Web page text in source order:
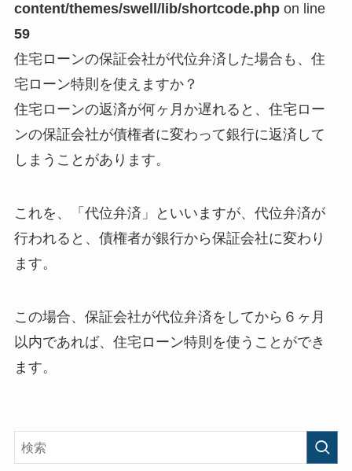
content/themes/swell/lib/shortcode.phpon line
59
住宅ローンの保証会社が代位弁済した場合も、住
宅ローン特則を使えますか？
住宅ローンの返済が何ヶ月か遅れると、住宅ロー
ンの保証会社が債権者に変わって銀行に返済して
しまうことがあります。
これを、「代位弁済」といいますが、代位弁済が
行われると、債権者が銀行から保証会社に変わり
ます。
この場合、保証会社が代位弁済をしてから６ヶ月
以内であれば、住宅ローン特則を使うことができ
ます。